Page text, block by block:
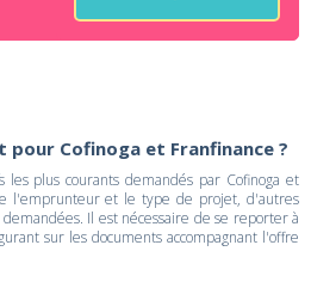
Cofinoga et Franfinance ?
les plus courants demandés par Cofinoga et
l'emprunteur et le type de projet, d'autres
Il est nécessaire de se reporter à
sur les documents accompagnant l'offre